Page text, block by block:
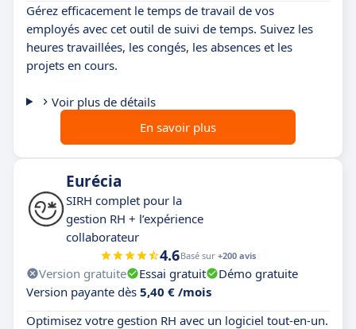
Gérez efficacement le temps de travail de vos
employés avec cet outil de suivi de temps. Suivez les
heures travaillées, les congés, les absences et les
projets en cours.
Voir plus de détails
En savoir plus
Eurécia
SIRH complet pour la
gestion RH + l’expérience
collaborateur
4.6Basé sur +200 avis
Version gratuite Essai gratuit
Démo gratuite
Version payante dès 5,40 € /mois
Optimisez votre gestion RH avec un logiciel tout-en-un.